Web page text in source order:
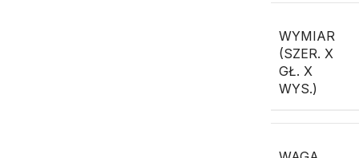
WYMIAR
(SZER. X
GŁ. X
WYS.)